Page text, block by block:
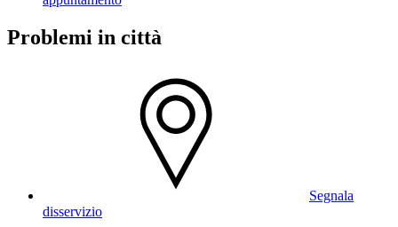
Problemi in città
Segnala
disservizio